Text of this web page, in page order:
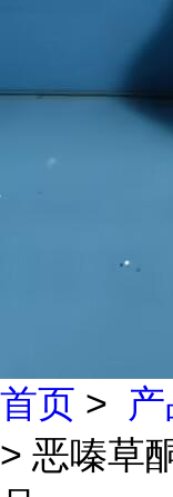
首页 >
> 恶嗪草